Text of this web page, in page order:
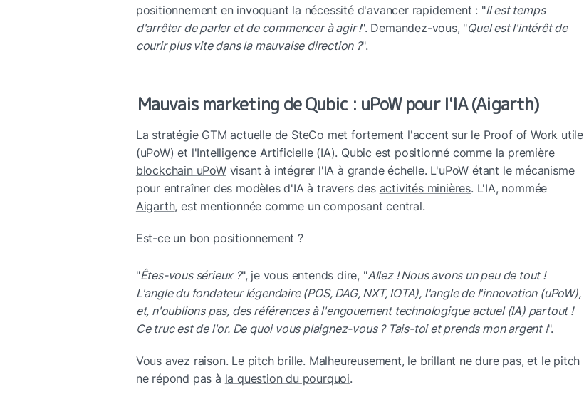
positionnement en invoquant la nécessité d'avancer rapidement : "Il est temps
d'arrêter de parler et de commencer à agir !". Demandez-vous, "Quel est l'intérêt de
courir plus vite dans la mauvaise direction ?".
Mauvais marketing de Qubic : uPoW pour l'IA (Aigarth)
La stratégie GTM actuelle de SteCo met fortement l'accent sur le Proof of Work utile
(uPoW) et l'Intelligence Artificielle (IA). Qubic est positionné comme la première
blockchain uPoW visant à intégrer l'IA à grande échelle. L'uPoW étant le mécanisme
pour entraîner des modèles d'IA à travers des activités minières
Aigarth, est mentionnée comme un composant central.
Est-ce un bon positionnement ?
"Êtes-vous sérieux ?", je vous entends dire, "Allez ! Nous avons un peu de tout !
L'angle du fondateur légendaire (POS, DAG, NXT, IOTA), l'angle de l'innovation (uPoW),
et, n'oublions pas, des références à l'engouement technologique actuel (IA) partout !
Ce truc est de l'or. De quoi vous plaignez-vous ? Tais-toi et prends mon argent !".
Vous avez raison. Le pitch brille. Malheureusement, le brillant ne dure pas, et le pitch
ne répond pas à la question du pourquoi.